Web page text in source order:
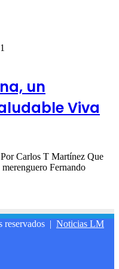
un
Viva
Carlos T Martínez Que
Fernando
reservados | Noticias LM